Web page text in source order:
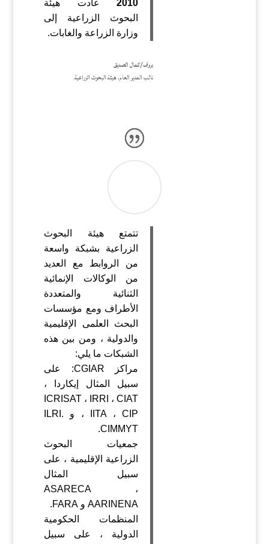
2010عادت هيئة
البحوث الزراعية إلى
وزارة الزراعة والغابات.
بروف/كمال الصديق
نائب المدير العام, هيئة البحوث الزراعية
تتمتع هيئة البحوث
الزراعية بشبكة واسعة
من الروابط مع العديد
من الوكالات الإنمائية
الثنائية والمتعددة
الأطراف ومع مؤسسات
البحث العلمى الإقليمية
والدولية ، ومن بين هذه
الشبكات ما يلي:
مراكز CGIAR: على
سبيل المثال إيكاردا ،
ICRISAT ، IRRI ، CIAT
، IITA ، CIP و ILRI.
CIMMYT.
جمعيات البحوث
الزراعية الإقليمية ، على
سبيل المثال
ASARECA ،
AARINENA و FARA.
المنظمات الحكومية
الدولية ، على سبيل